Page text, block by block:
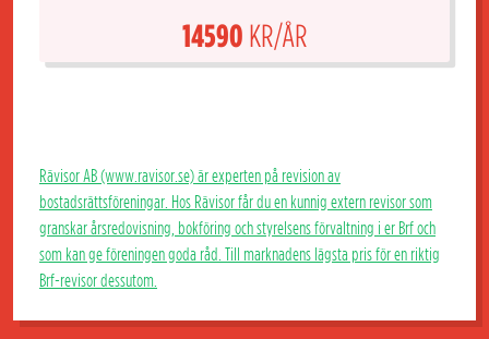
14590 KR/ÅR
Rävisor AB (www.ravisor.se) är experten på revision av
bostadsrättsföreningar. Hos Rävisor får du en kunnig extern revisor som
granskar årsredovisning, bokföring och styrelsens förvaltning i er Brf och
som kan ge föreningen goda råd. Till marknadens lägsta pris för en riktig
Brf-revisor dessutom.